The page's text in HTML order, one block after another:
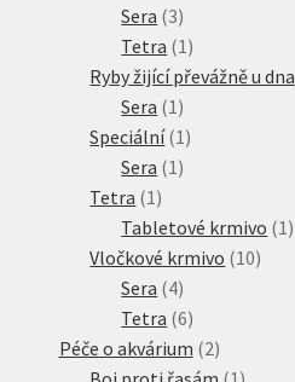
Sera 33
produkty
Tetra 1 1
produkt
Ryby žijící převážně u dna
Sera 1 1
produkt
Speciální 1 1
Sera 1 1
Tetra 1 1
produkt
Tabletové krmivo 1 1
Vločkové krmivo 1010
Sera 44
produkty
Tetra 66
produktů
Péče o akvárium 22
produkty
1